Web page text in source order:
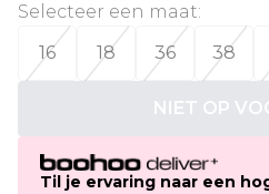
Selecteer een maat:
16
18 36 38
NIET OP
Til je ervaring naar een